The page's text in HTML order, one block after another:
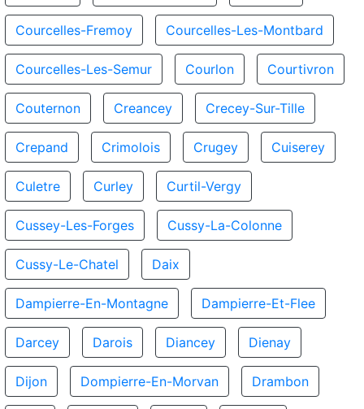
Courcelles-Fremoy Courcelles-Les-Montbard
Courcelles-Les-Semur Courlon Courtivron
Couternon Creancey Crecey-Sur-Tille
Crepand Crimolois Crugey Cuiserey
Culetre Curley Curtil-Vergy
Cussey-Les-Forges Cussy-La-Colonne
Cussy-Le-Chatel Daix
Dampierre-En-Montagne Dampierre-Et-Flee
Darcey Darois Diancey Dienay
Dijon Dompierre-En-Morvan Drambon